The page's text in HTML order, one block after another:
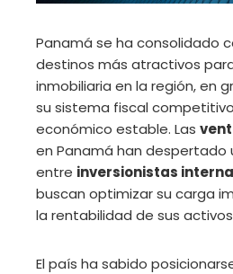
Panamá se ha consolidado
destinos más atractivos
inmobiliaria en la región, en
su sistema fiscal
económico estable. Las
en Panamá han despertado
entre inversionistas
buscan optimizar su carga
la rentabilidad de sus
El país ha sabido